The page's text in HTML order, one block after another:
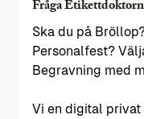
Fråga
Ska du på
Personalfest?
Begravning med
Vi en digital